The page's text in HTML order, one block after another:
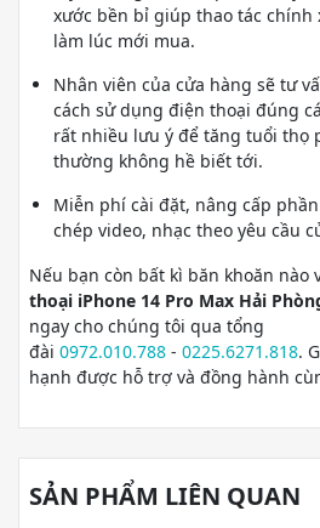
xước bền bỉ giúp thao tác chính
làm lúc mới mua.
Nhân viên của cửa hàng sẽ tư
cách sử dụng điện thoại đúng
rất nhiều lưu ý để tăng tuổi thọ
thường không hề biết tới.
Miễn phí cài đặt, nâng cấp
chép video, nhạc theo yêu cầu
Nếu bạn còn bất kì băn khoăn nào
thoại iPhone 14 Pro Max Hải
ngay cho chúng tôi qua tổng
đài 0972.010.788 - 0225.6271.818.
hạnh được hỗ trợ và đồng hành
SẢN PHẨM LIÊN QUAN